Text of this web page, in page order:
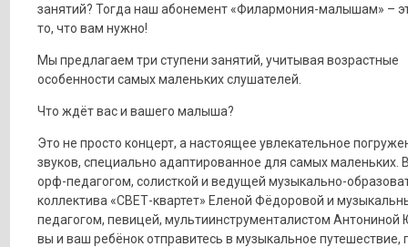
занятий? Тогда наш абонемент «Филармония-малышам» –
то, что вам нужно!
Мы предлагаем три ступени занятий, учитывая возрастные
особенности самых маленьких слушателей.
Что ждёт вас и вашего малыша?
Это не просто концерт, а настоящее увлекательное
звуков, специально адаптированное для самых маленьких.
орф-педагогом, солисткой и ведущей музыкально-
коллектива «СВЕТ-квартет» Еленой Фёдоровой и
педагогом, певицей, мультиинструменталистом
вы и ваш ребёнок отправитесь в музыкальное путешествие,